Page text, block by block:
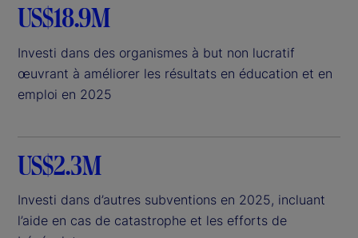
US$18.9M
Investi dans des organismes à but non lucratif
œuvrant à améliorer les résultats en éducation et en
emploi en 2025
US$2.3M
Investi dans d’autres subventions en 2025, incluant
l’aide en cas de catastrophe et les efforts de